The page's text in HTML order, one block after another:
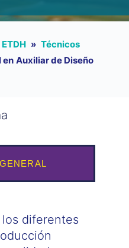
» Técnicos
Auxiliar de Diseño
diferentes